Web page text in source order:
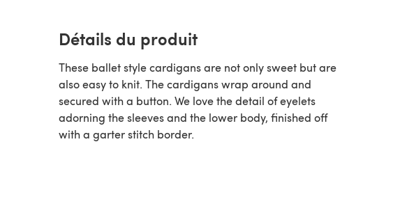
Détails du produit
These ballet style cardigans are not only sweet but are
also easy to knit. The cardigans wrap around and
secured with a button. We love the detail of eyelets
adorning the sleeves and the lower body, finished off
with a garter stitch border.